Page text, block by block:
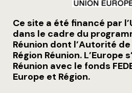
Ce site a été financé par
dans le cadre du
Réunion dont l’Autorité
Région Réunion. L’Europe
Réunion avec le fonds
Europe et Région.